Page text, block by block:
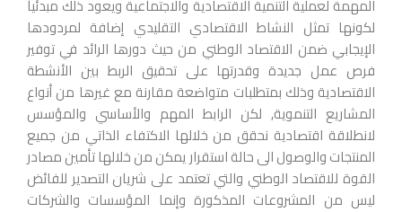
المهمة لعملية التنمية الاقتصادية والاجتماعية ويعود ذلك مبدئياً
لكونها تمثل النشاط الاقتصادي التقليدي إضافة لمردودها
الإيجابي ضمن الاقتصاد الوطني من حيث دورها الرائد في توفير
فرص عمل جديدة وقدرتها على تحقيق الربط بين الأنشطة
الاقتصادية وذلك بمتطلبات متواضعة مقارنة مع غيرها من أنواع
المشاريع التنموية, لكن الرابط المهم والأساسي والمؤسس
لانطلاقة اقتصادية نحقق من خلالها الاكتفاء الذاتي من جميع
المنتجات والوصول الى حالة استقرار يمكن من خلالها تأمين مصادر
القوة للاقتصاد الوطني والتي تعتمد على شريان التصدير للفائض
ليس من المشروعات المذكورة وإنما المؤسسات والشركات